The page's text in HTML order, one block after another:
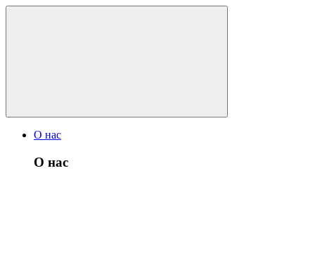
О нас
О нас